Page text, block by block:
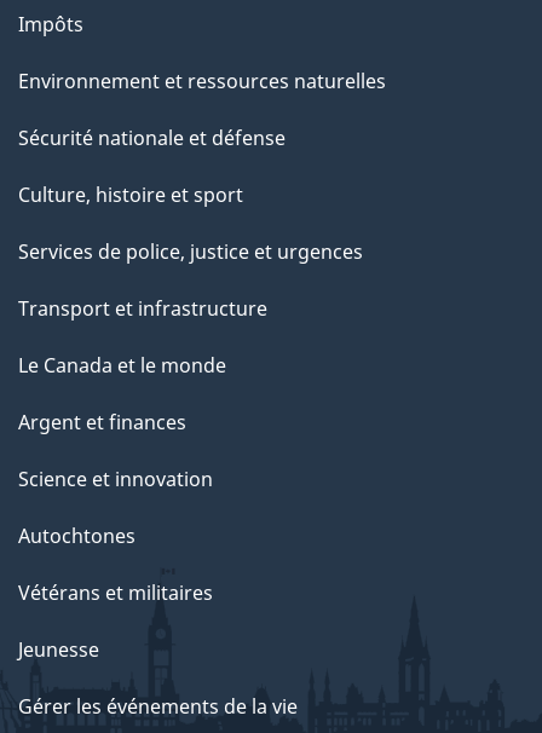
Impôts
Environnement et ressources naturelles
Sécurité nationale et défense
Culture, histoire et sport
Services de police, justice et urgences
Transport et infrastructure
Le Canada et le monde
Argent et finances
Science et innovation
Autochtones
Vétérans et militaires
Jeunesse
Gérer les événements de la vie